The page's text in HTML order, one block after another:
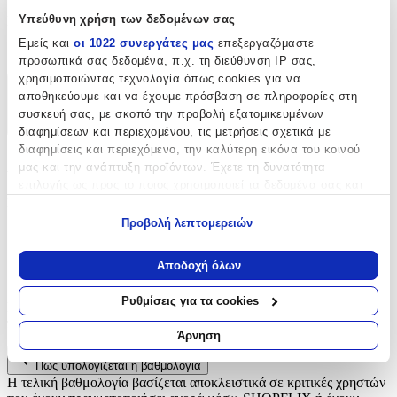
Υπεύθυνη χρήση των δεδομένων σας
Εμείς και οι 1022 συνεργάτες μας επεξεργαζόμαστε
προσωπικά σας δεδομένα, π.χ. τη διεύθυνση IP σας,
χρησιμοποιώντας τεχνολογία όπως cookies για να
αποθηκεύουμε και να έχουμε πρόσβαση σε πληροφορίες στη
συσκευή σας, με σκοπό την προβολή εξατομικευμένων
διαφημίσεων και περιεχομένου, τις μετρήσεις σχετικά με
διαφημίσεις και περιεχόμενο, την καλύτερη εικόνα του κοινού
μας και την ανάπτυξη προϊόντων. Έχετε τη δυνατότητα
Να συλλέξουμε πληροφορίες σχετικά με τη γεωγραφική
σας τοποθεσία, οι οποίες μπορεί να είναι ακριβείς σε
απόσταση μερικών μέτρων
Να αναγνωρίσουμε τη συσκευή σας σαρώνοντας ενεργά
για συγκεκριμένα χαρακτηριστικά (δακτυλικό αποτύπωμα)
Μάθετε περισσότερα σχετικά με τον τρόπο επεξεργασίας των
προσωπικών σας δεδομένων και καθορίστε τις προτιμήσεις σας
στηνενότητα “Λεπτομέρειες”. Μπορείτε να αλλάξετε ή να
Προβολή λεπτομερειών
Αποδοχή όλων
Ρυθμίσεις για τα cookies
Άρνηση
Είδος:
Φερμουάρ
Χαρακτηριστικά
Χαρακτηριστικά
Αξιολογήσεις
Προς το παρόν δεν υπάρχουν άλλες αξιολογήσεις. Όταν
προστεθούν, θα εμφανιστούν εδώ.
Πώς υπολογίζεται η βαθμολογία
Η τελική βαθμολογία βασίζεται αποκλειστικά σε κριτικές χρηστών